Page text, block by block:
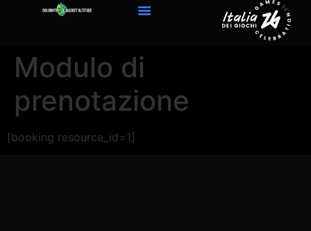
Modulo di
prenotazione
[booking resource_id=1]